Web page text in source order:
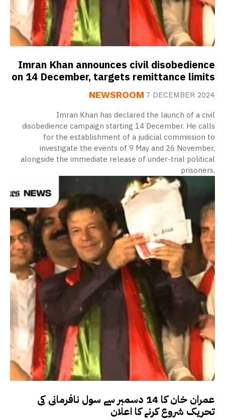
Imran Khan announces civil disobedience
on 14 December, targets remittance limits
NEWSROOM 7 DECEMBER 2024
Imran Khan has declared the launch of a civil
disobedience campaign starting 14 December. He calls
for the establishment of a judicial commission to
investigate the events of 9 May and 26 November,
alongside the immediate release of under-trial political
prisoners.
عمران خان کا 14 دسمبر سے سول نافرمانی کی
تحریک شروع کرنے کا اعلان